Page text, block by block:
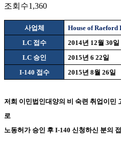
조회수1,360
사업체
House of Raeford
LC 접수 2014년 12월 30일
LC 승인 2015년 6 22일
I-140 접수 2015년 8월 26일
저희 이민법인대양의 비 숙련 취업이민
로
노동허가 승인 후 I-140 신청하신 분의